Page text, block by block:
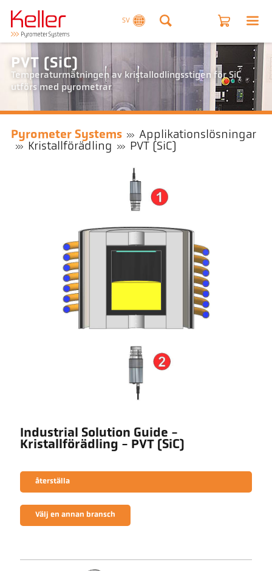
SV
PVT (SiC)
Temperaturmätningen av kristallodlingsstigen för SiC
utförs med pyrometrar
Pyrometer Systems
Applikationslösningar
Kristallförädling
PVT (SiC)
Industrial Solution Guide -
Kristallförädling - PVT (SiC)
återställa
Välj en annan bransch